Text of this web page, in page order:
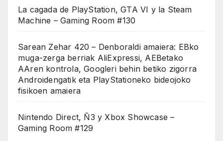
La cagada de PlayStation, GTA VI y la Steam
Machine – Gaming Room #130
Sarean Zehar 420 – Denboraldi amaiera: EBko
muga-zerga berriak AliExpressi, AEBetako
AAren kontrola, Googleri behin betiko zigorra
Androidengatik eta PlayStationeko bideojoko
fisikoen amaiera
Nintendo Direct, Ñ3 y Xbox Showcase –
Gaming Room #129